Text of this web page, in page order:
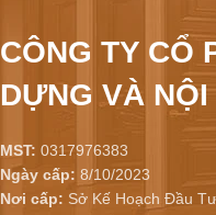
CÔNG TY CỔ
DỰNG VÀ
MST: 0317976383
Ngày cấp: 8/10/2023
Nơi cấp: Sở Kế Hoạch Đầu